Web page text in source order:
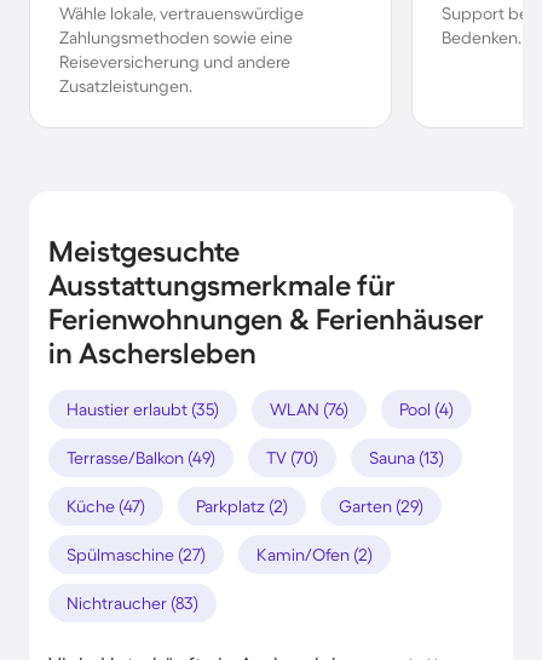
Wähle lokale, vertrauenswürdige
Zahlungsmethoden sowie eine
Reiseversicherung und andere
Zusatzleistungen.
Support bei
Bedenken.
Meistgesuchte
Ausstattungsmerkmale für
Ferienwohnungen & Ferienhäuser
in Aschersleben
Haustier erlaubt (35) WLAN (76) Pool (4)
Terrasse/Balkon (49) TV (70) Sauna (13)
Küche (47) Parkplatz (2) Garten (29)
Spülmaschine (27) Kamin/Ofen (2)
Nichtraucher (83)